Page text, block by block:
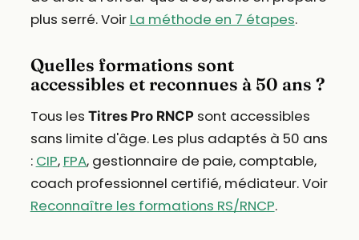
plus serré. Voir La méthode en 7 étapes.
Quelles formations sont
accessibles et reconnues à 50 ans ?
Tous les Titres Pro RNCPsont accessibles
sans limite d'âge. Les plus adaptés à 50 ans
: CIP, FPA, gestionnaire de paie, comptable,
coach professionnel certifié, médiateur. Voir
Reconnaître les formations RS/RNCP.